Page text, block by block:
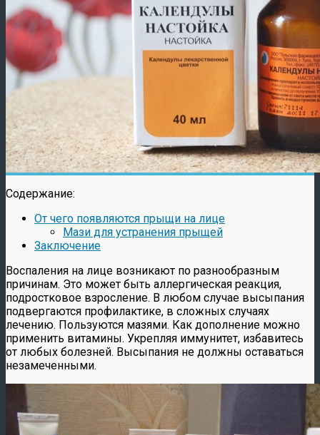
Содержание:
От чего появляются прыщи на лице
Мази для устранения прыщей
Заключение
Воспаления на лице возникают по разнообразным
причинам. Это может быть аллергическая реакция,
подростковое взросление. В любом случае высыпания
подвергаются профилактике, в сложных случаях
лечению. Пользуются мазями. Как дополнение можно
применить витамины. Укрепляя иммунитет, избавитесь
от любых болезней. Высыпания не должны оставаться
незамеченными.